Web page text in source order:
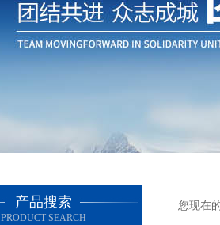
产品搜索
PRODUCT SEARCH
您现在